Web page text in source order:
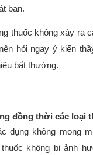
ban.
thuốc không xảy ra
hỏi ngay ý kiến
bất thường.
đồng thời các loại
dụng không mong
không bị ảnh